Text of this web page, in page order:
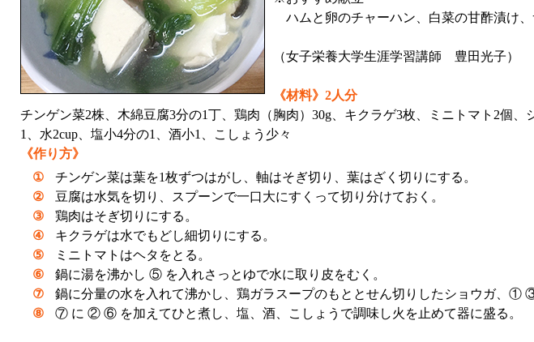
ハムと卵のチャーハン、白菜の甘酢漬け
（女子栄養大学生涯学習講師 豊田光子）
《材料》2人分
チンゲン菜2株、木綿豆腐3分の1丁、鶏肉（胸肉）30g、キクラゲ3枚、ミニトマト2個
1、水2cup、塩小4分の1、酒小1、こしょう少々
《作り方》
①
チンゲン菜は葉を1枚ずつはがし、軸はそぎ切り、葉はざく切りにする。
②
豆腐は水気を切り、スプーンで一口大にすくって切り分けておく。
③
鶏肉はそぎ切りにする。
④
キクラゲは水でもどし細切りにする。
⑤
ミニトマトはヘタをとる。
⑥
鍋に湯を沸かし ⑤ を入れさっとゆで水に取り皮をむく。
⑦
鍋に分量の水を入れて沸かし、鶏ガラスープのもととせん切りしたショウガ、①
⑧
⑦ に ② ⑥ を加えてひと煮し、塩、酒、こしょうで調味し火を止めて器に盛る。